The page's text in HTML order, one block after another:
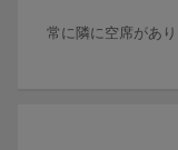
常に隣に空席があ